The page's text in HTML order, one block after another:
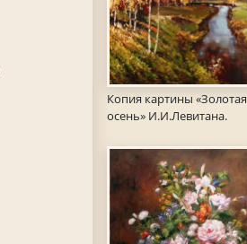
Копия картины «Золотая
осень» И.И.Левитана.